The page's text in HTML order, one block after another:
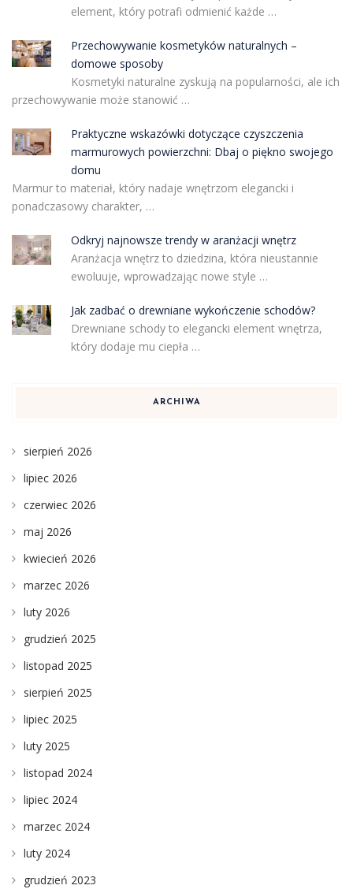
element, który potrafi odmienić każde …
Przechowywanie kosmetyków naturalnych –
domowe sposoby
Kosmetyki naturalne zyskują na popularności, ale ich
przechowywanie może stanowić …
Praktyczne wskazówki dotyczące czyszczenia
marmurowych powierzchni: Dbaj o piękno swojego
domu
Marmur to materiał, który nadaje wnętrzom elegancki i
ponadczasowy charakter, …
Odkryj najnowsze trendy w aranżacji wnętrz
Aranżacja wnętrz to dziedzina, która nieustannie
ewoluuje, wprowadzając nowe style …
Jak zadbać o drewniane wykończenie schodów?
Drewniane schody to elegancki element wnętrza,
który dodaje mu ciepła …
ARCHIWA
sierpień 2026
lipiec 2026
czerwiec 2026
maj 2026
kwiecień 2026
marzec 2026
luty 2026
grudzień 2025
listopad 2025
sierpień 2025
lipiec 2025
luty 2025
listopad 2024
lipiec 2024
marzec 2024
luty 2024
grudzień 2023